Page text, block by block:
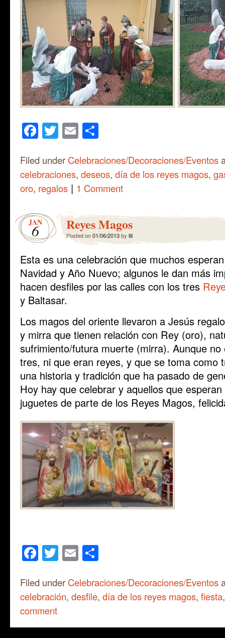
Facebook
Twitter
Email
Filed under Celebraciones/Decoraciones/Eventos
celebraciones, deseos, día de los reyes magos,
oro, regalos | 1 Comment
JAN
6 Reyes Magos
Posted on01/06/2013by lili
Esta es una celebración que muchos
Navidad y Año Nuevo; algunos le dan más
hacen desfiles por las calles con los tres
y Baltasar.
Los magos del oriente llevaron a Jesús
y mirra que tienen relación con Rey (oro),
sufrimiento/futura muerte (mirra). Aunque
tres, ni que eran reyes, y que se toma como
una historia y tradición que ha pasado de
Hoy hay que celebrar y aquellos que
juguetes de parte de los Reyes Magos,
Facebook
Twitter
Email
Filed under Celebraciones/Decoraciones/Eventos
celebración, desfile, día de los reyes magos, fiesta
comment